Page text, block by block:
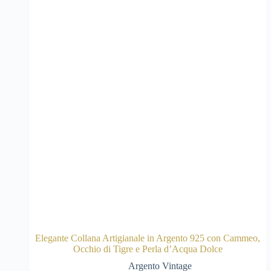
Elegante Collana Artigianale in Argento 925 con Cammeo,
Occhio di Tigre e Perla d’Acqua Dolce
Argento Vintage